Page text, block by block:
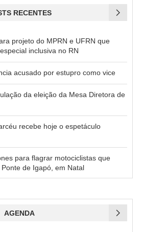
RECENTES
projeto do MPRN e UFRN que
inclusiva no RN
acusado por estupro como vice
da eleição da Mesa Diretora de
recebe hoje o espetáculo
para flagrar motociclistas que
de Igapó, em Natal
AGENDA